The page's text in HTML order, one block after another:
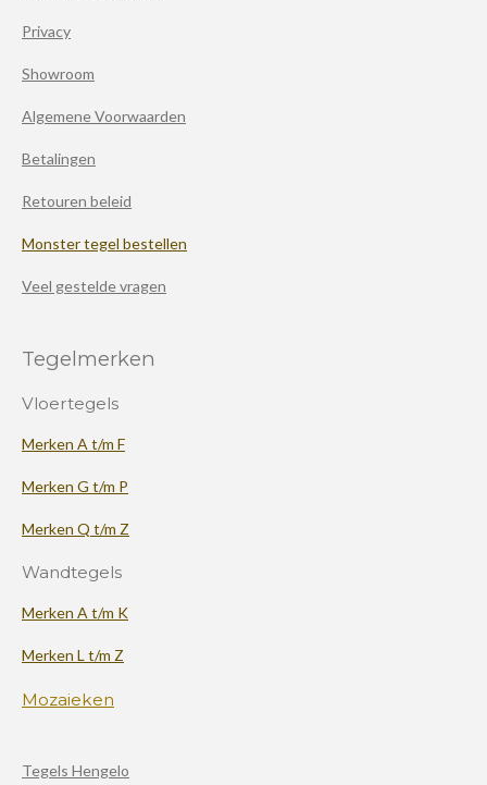
Privacy
Showroom
Algemene Voorwaarden
Betalingen
Retouren beleid
Monster tegel bestellen
Veel gestelde vragen
Tegelmerken
Vloertegels
Merken A t/m F
Merken G t/m P
Merken Q t/m Z
Wandtegels
Merken A t/m K
Merken L t/m Z
Mozaieken
Tegels Hengelo